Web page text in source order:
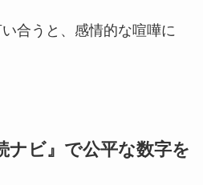
合うと、感情的な喧嘩に
ナビ』で公平な数字を